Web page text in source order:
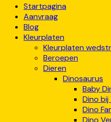
Startpagina
Aanvraag
Blog
Kleurplaten
Kleurplaten
Beroepen
Dieren
Dinosaurus
Baby
Dino bij
Dino
Dino